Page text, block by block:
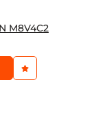
M8V4C2